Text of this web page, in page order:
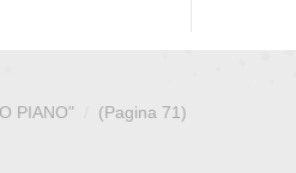
PIANO" (Pagina 71)